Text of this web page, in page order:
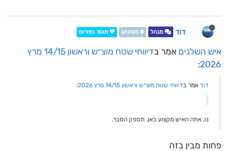
דוד מנהל ❄️ משקיען 💖 תומך בפורום
איש השלגים אמר ב
דיווחי שטח מוצ״ש וראשון 14/15 מרץ
2026
:
דוד אמר בדיווחי שטח מוצ״ש וראשון 14/15 מרץ 2026 :
נו, אתה האיש מקצוע כאן. תספק הסבר.
פחות מבין בזה